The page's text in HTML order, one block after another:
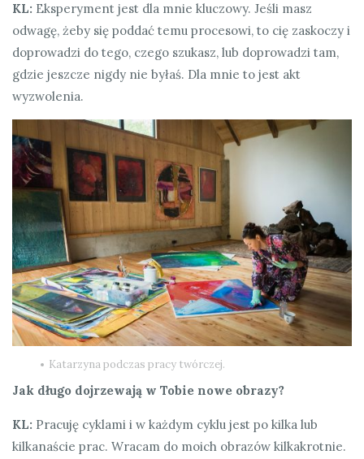
KL: Eksperyment jest dla mnie kluczowy. Jeśli masz
odwagę, żeby się poddać temu procesowi, to cię zaskoczy i
doprowadzi do tego, czego szukasz, lub doprowadzi tam,
gdzie jeszcze nigdy nie byłaś. Dla mnie to jest akt
wyzwolenia.
Katarzyna podczas pracy twórczej.
Jak długo dojrzewają w Tobie nowe obrazy?
KL: Pracuję cyklami i w każdym cyklu jest po kilka lub
kilkanaście prac. Wracam do moich obrazów kilkakrotnie.